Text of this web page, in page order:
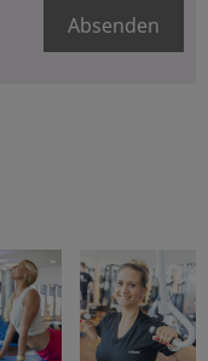
Absenden